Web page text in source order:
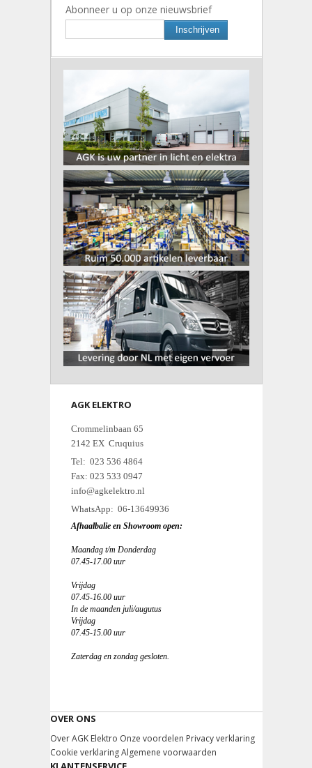
Abonneer u op onze nieuwsbrief
Inschrijven
AGK ELEKTRO
Crommelinbaan 65
2142 EX Cruquius
Tel: 023 536 4864
Fax: 023 533 0947
info@agkelektro.nl
WhatsApp: 06-13649936
Afhaalbalie en Showroom open:
Maandag t/m Donderdag
07.45-17.00 uur
Vrijdag
07.45-16.00 uur
In de maanden juli/augutus
Vrijdag
07.45-15.00 uur
Zaterdag en zondag gesloten.
OVER ONS
Over AGK Elektro Onze voordelen Privacy verklaring
Cookie verklaring Algemene voorwaarden